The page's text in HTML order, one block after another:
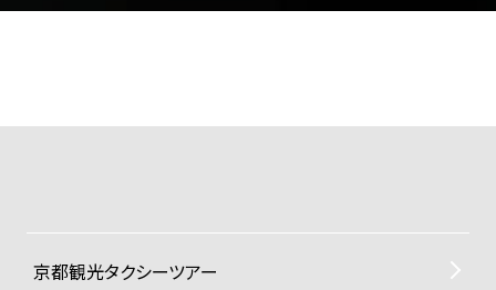
京都観光タクシーツアー